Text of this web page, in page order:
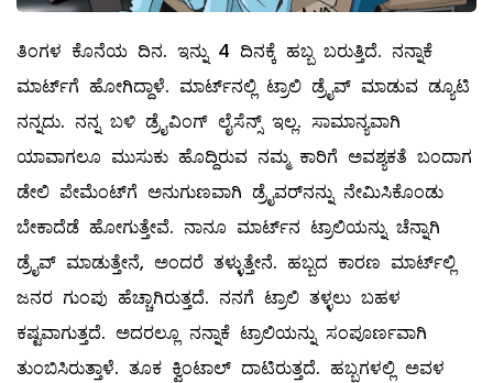
ತಿಂಗಳ ಕೊನೆಯ ದಿನ. ಇನ್ನು 4 ದಿನಕ್ಕೆ ಹಬ್ಬ ಬರುತ್ತಿದೆ. ನನ್ನಾಕೆ
ಮಾರ್ಟ್‌ಗೆ ಹೋಗಿದ್ದಾಳೆ. ಮಾರ್ಟ್‌ನಲ್ಲಿ ಟ್ರಾಲಿ ಡ್ರೈವ್ ‌ಮಾಡುವ ಡ್ಯೂಟಿ
ನನ್ನದು. ನನ್ನ ಬಳಿ ಡ್ರೈವಿಂಗ್‌ ಲೈಸೆನ್ಸ್ ಇಲ್ಲ. ಸಾಮಾನ್ಯವಾಗಿ
ಯಾವಾಗಲೂ ಮುಸುಕು ಹೊದ್ದಿರುವ ನಮ್ಮ ಕಾರಿಗೆ ಅವಶ್ಯಕತೆ ಬಂದಾಗ
ಡೇಲಿ ಪೇಮೆಂಟ್‌ಗೆ ಅನುಗುಣವಾಗಿ ಡ್ರೈವರ್‌ನನ್ನು ನೇಮಿಸಿಕೊಂಡು
ಬೇಕಾದೆಡೆ ಹೋಗುತ್ತೇವೆ. ನಾನೂ ಮಾರ್ಟ್‌ನ ಟ್ರಾಲಿಯನ್ನು ಚೆನ್ನಾಗಿ
ಡ್ರೈವ್ ‌ಮಾಡುತ್ತೇನೆ, ಅಂದರೆ ತಳ್ಳುತ್ತೇನೆ. ಹಬ್ಬದ ಕಾರಣ ಮಾರ್ಟ್‌ಲ್ಲಿ
ಜನರ ಗುಂಪು ಹೆಚ್ಚಾಗಿರುತ್ತದೆ. ನನಗೆ ಟ್ರಾಲಿ ತಳ್ಳಲು ಬಹಳ
ಕಷ್ಟವಾಗುತ್ತದೆ. ಅದರಲ್ಲೂ ನನ್ನಾಕೆ ಟ್ರಾಲಿಯನ್ನು ಸಂಪೂರ್ಣವಾಗಿ
ತುಂಬಿಸಿರುತ್ತಾಳೆ. ತೂಕ ಕ್ವಿಂಟಾಲ್ ‌ದಾಟಿರುತ್ತದೆ. ಹಬ್ಬಗಳಲ್ಲಿ ಅವಳ